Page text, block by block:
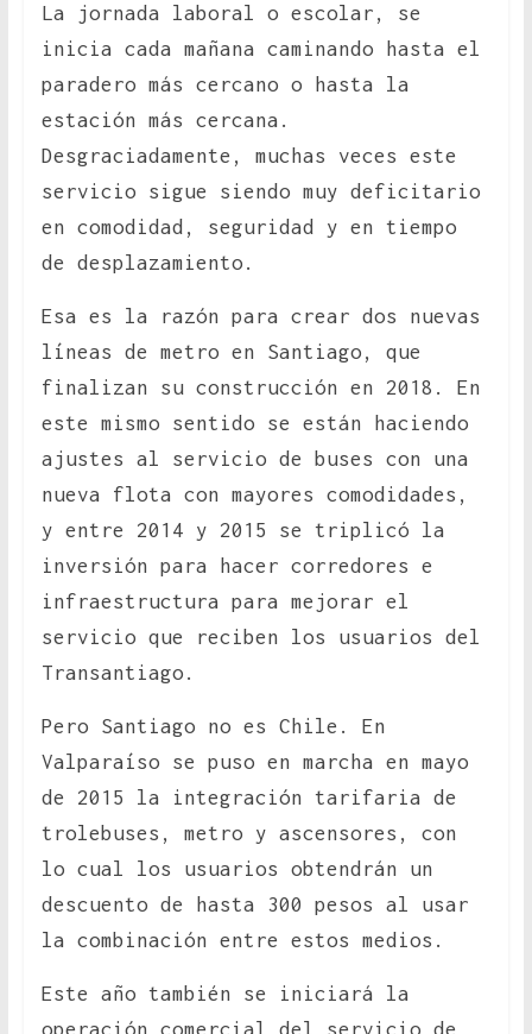
La jornada laboral o escolar, se
inicia cada mañana caminando hasta el
paradero más cercano o hasta la
estación más cercana.
Desgraciadamente, muchas veces este
servicio sigue siendo muy deficitario
en comodidad, seguridad y en tiempo
de desplazamiento.
Esa es la razón para crear dos nuevas
líneas de metro en Santiago, que
finalizan su construcción en 2018. En
este mismo sentido se están haciendo
ajustes al servicio de buses con una
nueva flota con mayores comodidades,
y entre 2014 y 2015 se triplicó la
inversión para hacer corredores e
infraestructura para mejorar el
servicio que reciben los usuarios del
Transantiago.
Pero Santiago no es Chile. En
Valparaíso se puso en marcha en mayo
de 2015 la integración tarifaria de
trolebuses, metro y ascensores, con
lo cual los usuarios obtendrán un
descuento de hasta 300 pesos al usar
la combinación entre estos medios.
Este año también se iniciará la